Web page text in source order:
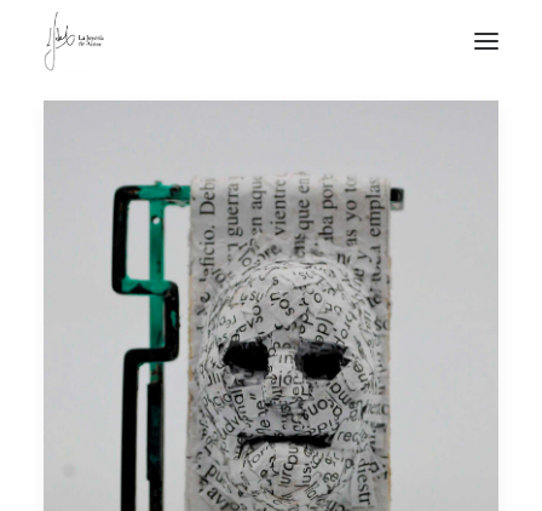
DE VISITA
QUIÉN SOY